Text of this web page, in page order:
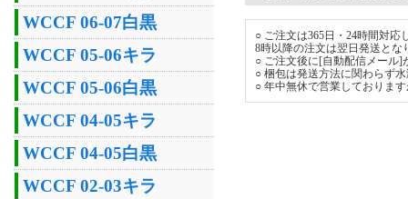
WCCF 06-07白黒
WCCF 05-06キラ
WCCF 05-06白黒
WCCF 04-05キラ
WCCF 04-05白黒
WCCF 02-03キラ
○ ご注文は365日・24時間対
8時以降の注文は翌日発送とな
○ ご注文後に[自動配信メール
○ 梱包は発送方法に関わらず
○ 年中無休で営業しておりま